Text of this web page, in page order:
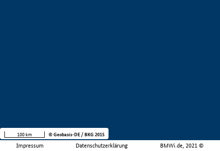
Impressum Datenschutzerklärung BMWi.de, 2021 ©
100 km © Geobasis-DE / BKG 2015